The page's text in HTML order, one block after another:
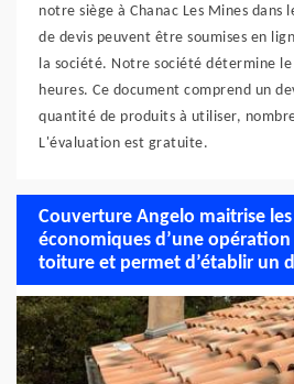
notre siège à Chanac Les Mines dans
de devis peuvent être soumises en
la société. Notre société détermine le
heures. Ce document comprend un
quantité de produits à utiliser,
L'évaluation est gratuite.
Couverture Angelo maitrise
économiques d’une
toiture et permet d’établir un